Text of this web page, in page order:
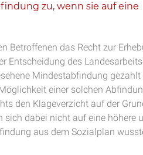
zu, wenn sie auf eine
Betroffenen das Recht zur
Entscheidung des
Mindestabfindung gezahlt
einer solchen
den Klageverzicht auf der
dabei nicht auf eine höhere
aus dem Sozialplan